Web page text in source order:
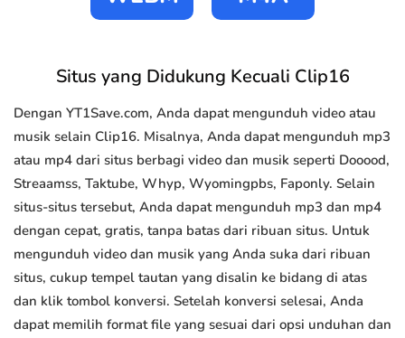
Situs yang Didukung Kecuali Clip16
Dengan YT1Save.com, Anda dapat mengunduh video atau
musik selain Clip16. Misalnya, Anda dapat mengunduh mp3
atau mp4 dari situs berbagi video dan musik seperti Dooood,
Streaamss, Taktube, Whyp, Wyomingpbs, Faponly. Selain
situs-situs tersebut, Anda dapat mengunduh mp3 dan mp4
dengan cepat, gratis, tanpa batas dari ribuan situs. Untuk
mengunduh video dan musik yang Anda suka dari ribuan
situs, cukup tempel tautan yang disalin ke bidang di atas
dan klik tombol konversi. Setelah konversi selesai, Anda
dapat memilih format file yang sesuai dari opsi unduhan dan